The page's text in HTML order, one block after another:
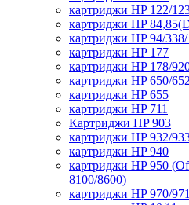
картриджи HP 122/
картриджи HP
картриджи HP 94/
картриджи HP 177
картриджи HP 178/
картриджи HP 650/
картриджи HP 655
картриджи HP 711
Картриджи HP 903
картриджи HP 932/
картриджи HP 940
картриджи HP 950
8100/8600)
картриджи HP 970/971